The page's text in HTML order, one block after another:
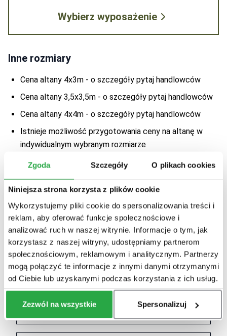
Zgoda Szczegóły O plikach cookies
Niniejsza strona korzysta z plików cookie
Wykorzystujemy pliki cookie do spersonalizowania treści i
reklam, aby oferować funkcje społecznościowe i
analizować ruch w naszej witrynie. Informacje o tym, jak
korzystasz z naszej witryny, udostępniamy partnerom
społecznościowym, reklamowym i analitycznym. Partnerzy
mogą połączyć te informacje z innymi danymi otrzymanymi
od Ciebie lub uzyskanymi podczas korzystania z ich usług.
Zezwól na wszystkie Spersonalizuj
Wybierz wyposażenie
Inne rozmiary
Cena altany 4x3m - o szczegóły pytaj handlowców
Cena altany 3,5x3,5m - o szczegóły pytaj handlowców
Cena altany 4x4m - o szczegóły pytaj handlowców
Istnieje możliwość przygotowania ceny na altanę w
indywidualnym wybranym rozmiarze
Masz pytania?
Skontaktuj się z nami!